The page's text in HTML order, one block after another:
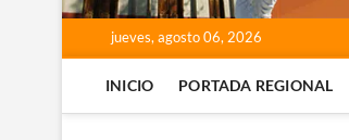
jueves, agosto 06, 2026
INICIO PORTADA REGIONAL